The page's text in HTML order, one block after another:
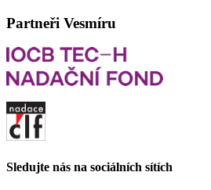
Partneři Vesmíru
Sledujte nás na sociálních sítích